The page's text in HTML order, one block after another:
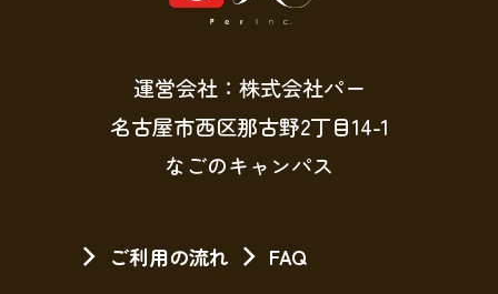
運営会社：株式会社パー
名古屋市西区那古野2丁目14-1
なごのキャンパス
ご利用の流れ
FAQ